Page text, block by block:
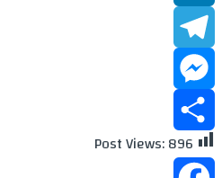
LinkedIn
Telegram
Messenger
Share
Post Views:896